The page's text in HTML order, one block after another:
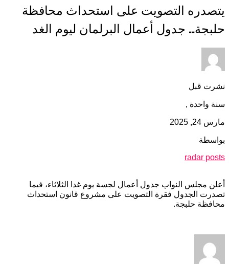
يتصدره التصويت على استحداث محافظة
حلبجة.. جدول أعمال البرلمان ليوم الغد
نشرت قبل
سنة واحدة ,
مارس 24, 2025
بواسطة
radar posts
أعلن مجلس النواب جدول أعمال لجسة يوم غدا الثلاثاء، فيما
تصدرت الجدول فقرة التصويت على مشروع قانون استحداث
محافظة حلبجة.